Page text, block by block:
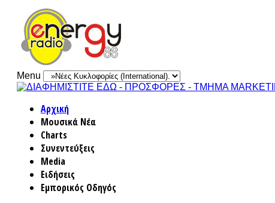
Menu
Αρχική
Μουσικά Νέα
Charts
Συνεντεύξεις
Media
Ειδήσεις
Εμπορικός Οδηγός